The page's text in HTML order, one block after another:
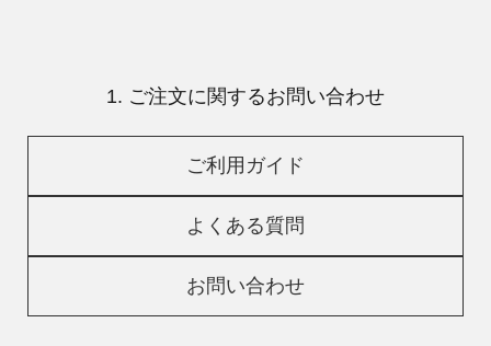
1. ご注文に関するお問い合わせ
ご利用ガイド
よくある質問
お問い合わせ